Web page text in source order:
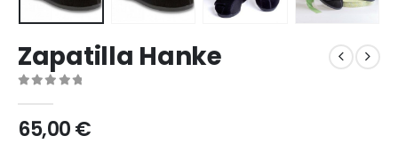
Zapatilla Hanke
65,00€